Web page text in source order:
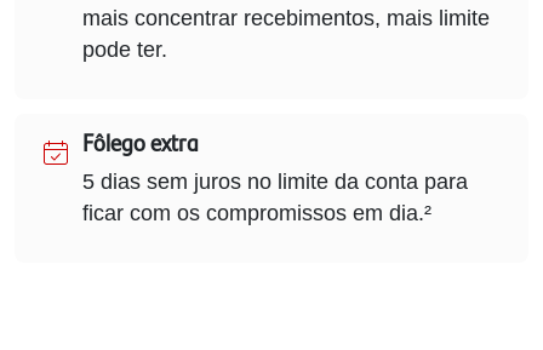
mais concentrar recebimentos, mais limite
pode ter.
Fôlego extra
5 dias sem juros no limite da conta para
ficar com os compromissos em dia.²